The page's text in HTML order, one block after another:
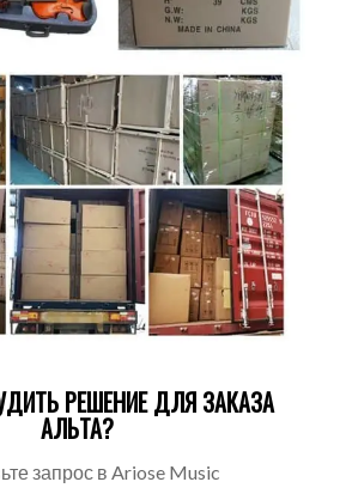
РЕШЕНИЕ ДЛЯ ЗАКАЗА
АЛЬТА?
запрос в Ariose Music